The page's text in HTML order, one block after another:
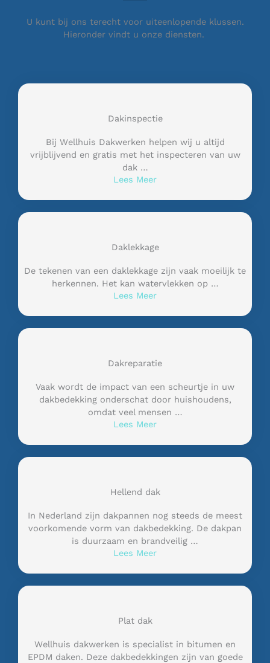
U kunt bij ons terecht voor uiteenlopende klussen.
Hieronder vindt u onze diensten.
Dakinspectie
Bij Wellhuis Dakwerken helpen wij u altijd
vrijblijvend en gratis met het inspecteren van uw
dak …
Lees Meer
Daklekkage
De tekenen van een daklekkage zijn vaak moeilijk te
herkennen. Het kan watervlekken op …
Lees Meer
Dakreparatie
Vaak wordt de impact van een scheurtje in uw
dakbedekking onderschat door huishoudens,
omdat veel mensen …
Lees Meer
Hellend dak
In Nederland zijn dakpannen nog steeds de meest
voorkomende vorm van dakbedekking. De dakpan
is duurzaam en brandveilig …
Lees Meer
Plat dak
Wellhuis dakwerken is specialist in bitumen en
EPDM daken. Deze dakbedekkingen zijn van goede